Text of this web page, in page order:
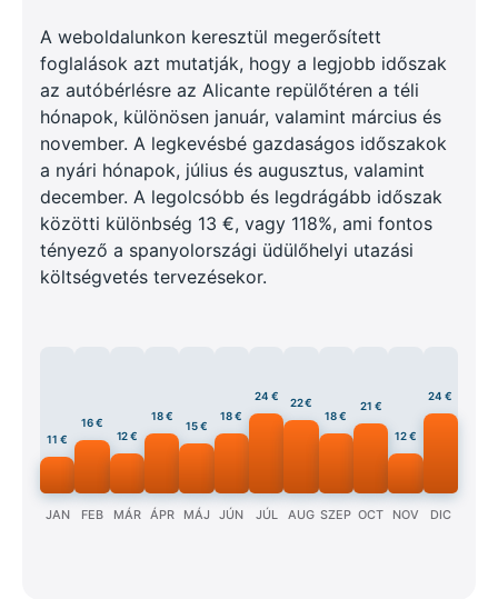
A weboldalunkon keresztül megerősített
foglalások azt mutatják, hogy a legjobb időszak
az autóbérlésre az Alicante repülőtéren a téli
hónapok, különösen január, valamint március és
november. A legkevésbé gazdaságos időszakok
a nyári hónapok, július és augusztus, valamint
december. A legolcsóbb és legdrágább időszak
közötti különbség 13 €, vagy 118%, ami fontos
tényező a spanyolországi üdülőhelyi utazási
költségvetés tervezésekor.
11 €
JAN
16 €
FEB
12 €
MÁR
18 €
ÁPR
15 €
MÁJ
18 €
JÚN
24 €
JÚL
22 €
AUG
18 €
SZEP
21 €
OCT
12 €
NOV
24 €
DIC